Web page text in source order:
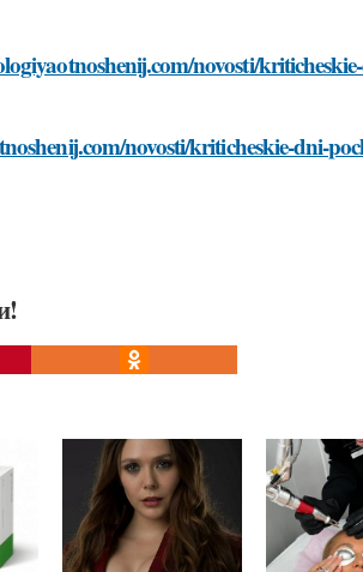
novosti/
novosti/kriticheskie-dni-